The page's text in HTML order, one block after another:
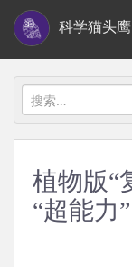
i
科学猫头鹰
搜
索：
植物版
“超能力”